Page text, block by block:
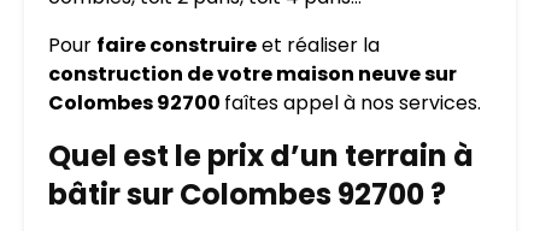
Pour faire construireet réaliser la
construction de votre maison neuve sur
Colombes 92700 faîtes appel à nos services.
Quel est le prix d’un terrain à
bâtir sur Colombes 92700 ?